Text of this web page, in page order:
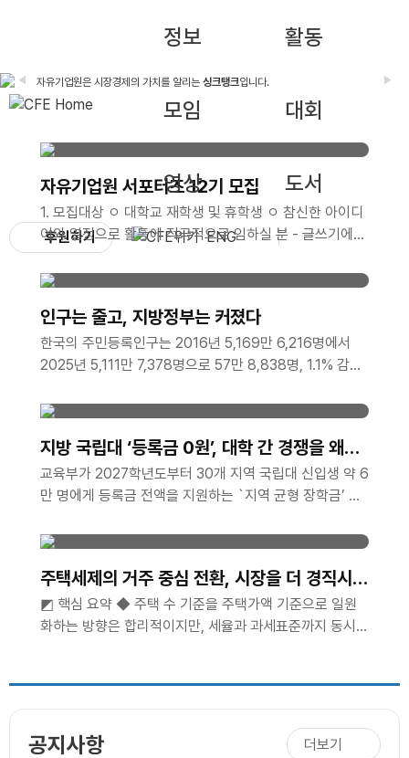
정보 활동
모임 대회
영상 도서
후원하기 ENG
자유기업원은 시장경제의 가치를 알리는 싱크탱크입니다.
◀ ▶
자유기업원 서포터즈 12기 모집
1. 모집대상 ㅇ 대학교 재학생 및 휴학생 ㅇ 참신한 아이디
어와 열정으로 활동에 적극적으로 임하실 분 - 글쓰기에
능하고 사진 및 이미지 편집이 가능한 자 - 타 서포터즈 활
동 유경험자 및 SNS 활용 가능자, 그래픽툴 활용 가능자
한 분 - 월 2회 이상 콘텐츠(카드뉴스, 블로그, 동영상 등)
제작이 가능한 분 - 발대식 및 수료식(비대면)에 참석 가능
한 분 *발대식 일시/장소: 2026년 8월 28일 금요일 오
불참시 서포터즈 자격이 박탈됩니다. 2. 모집인원 ㅇ 총
인구는 줄고, 지방정부는 커졌다
한국의 주민등록인구는 2016년 5,169만 6,216명에서
2025년 5,111만 7,378명으로 57만 8,838명, 1.1% 감소
만 4,155..
지방 국립대 ‘등록금 0원’, 대학 간 경쟁을 왜곡
해선 안 된다
교육부가 2027학년도부터 30개 지역 국립대 신입생 약 6
만 명에게 등록금 전액을 지원하는 `지역 균형 장학금’ 도
주택세제의 거주 중심 전환, 시장을 더 경직시킬
수 있다
◩ 핵심 요약 ◆ 주택 수 기준을 주택가액 기준으로 일원
화하는 방향은 합리적이지만, 세율과 과세표준까지 동시에
공지사항 더보기